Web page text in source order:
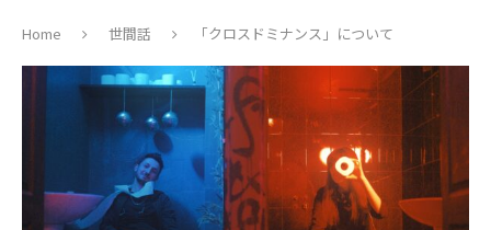
Home 世間話 「クロスドミナンス」について